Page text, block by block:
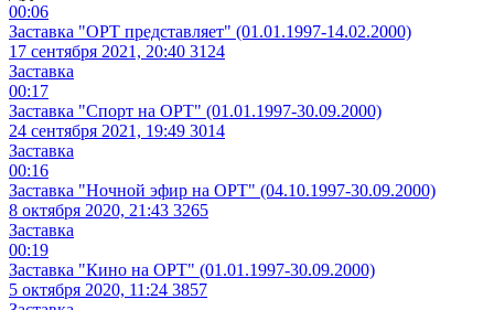
00:06
Заставка "ОРТ представляет" (01.01.1997-14.02.2000)
17 сентября 2021, 20:40 3124
Заставка
00:17
Заставка "Спорт на ОРТ" (01.01.1997-30.09.2000)
24 сентября 2021, 19:49 3014
Заставка
00:16
Заставка "Ночной эфир на ОРТ" (04.10.1997-30.09.2000)
8 октября 2020, 21:43 3265
Заставка
00:19
Заставка "Кино на ОРТ" (01.01.1997-30.09.2000)
5 октября 2020, 11:24 3857